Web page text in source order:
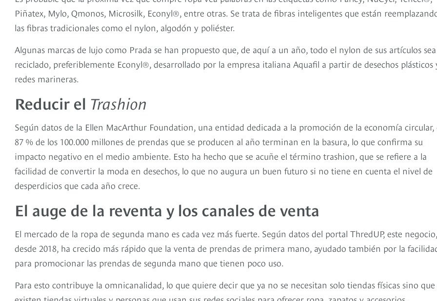
Piñatex, Mylo, Qmonos, Microsilk, Econyl®, entre otras. Se trata de fibras inteligentes que están
las fibras tradicionales como el nylon, algodón y poliéster.
Algunas marcas de lujo como Prada se han propuesto que, de aquí a un año, todo el nylon de sus artículos sea
reciclado, preferiblemente Econyl®, desarrollado por la empresa italiana Aquafil a partir de desechos plásticos
redes marineras.
Reducir el Trashion
Según datos de la Ellen MacArthur Foundation, una entidad dedicada a la promoción de la economía circular,
87 % de los 100.000 millones de prendas que se producen al año terminan en la basura, lo que confirma su
impacto negativo en el medio ambiente. Esto ha hecho que se acuñe el término trashion, que se refiere a la
facilidad de convertir la moda en desechos, lo que no augura un buen futuro si no tiene en cuenta el nivel de
desperdicios que cada año crece.
El auge de la reventa y los canales de venta
El mercado de la ropa de segunda mano es cada vez más fuerte. Según datos del portal ThredUP, este negocio,
desde 2018, ha crecido más rápido que la venta de prendas de primera mano, ayudado también por la
para promocionar las prendas de segunda mano que tienen poco uso.
Para esto contribuye la omnicanalidad, lo que quiere decir que ya no se necesitan solo tiendas físicas sino que